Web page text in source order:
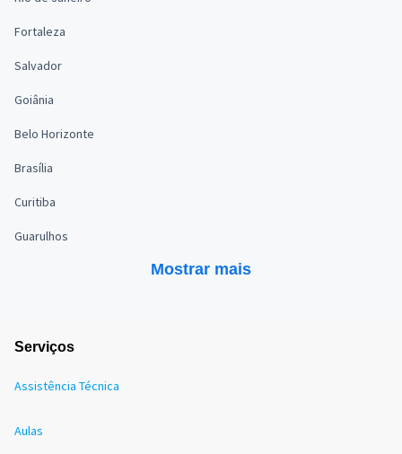
Fortaleza
Salvador
Goiânia
Belo Horizonte
Brasília
Curitiba
Guarulhos
Mostrar mais
Serviços
Assistência Técnica
Aulas